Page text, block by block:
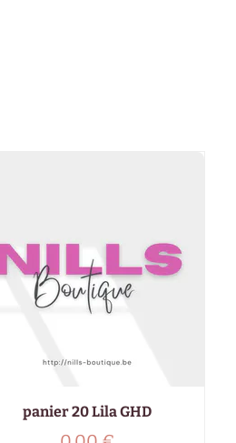
panier 20 Lila GHD